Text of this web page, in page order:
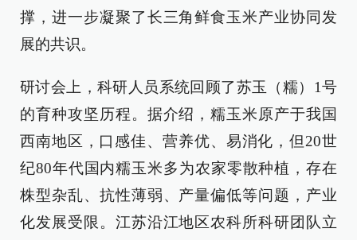
撑，进一步凝聚了长三角鲜食玉米产业协同发
展的共识。
研讨会上，科研人员系统回顾了苏玉（糯）1号
的育种攻坚历程。据介绍，糯玉米原产于我国
西南地区，口感佳、营养优、易消化，但20世
纪80年代国内糯玉米多为农家零散种植，存在
株型杂乱、抗性薄弱、产量偏低等问题，产业
化发展受限。江苏沿江地区农科所科研团队立